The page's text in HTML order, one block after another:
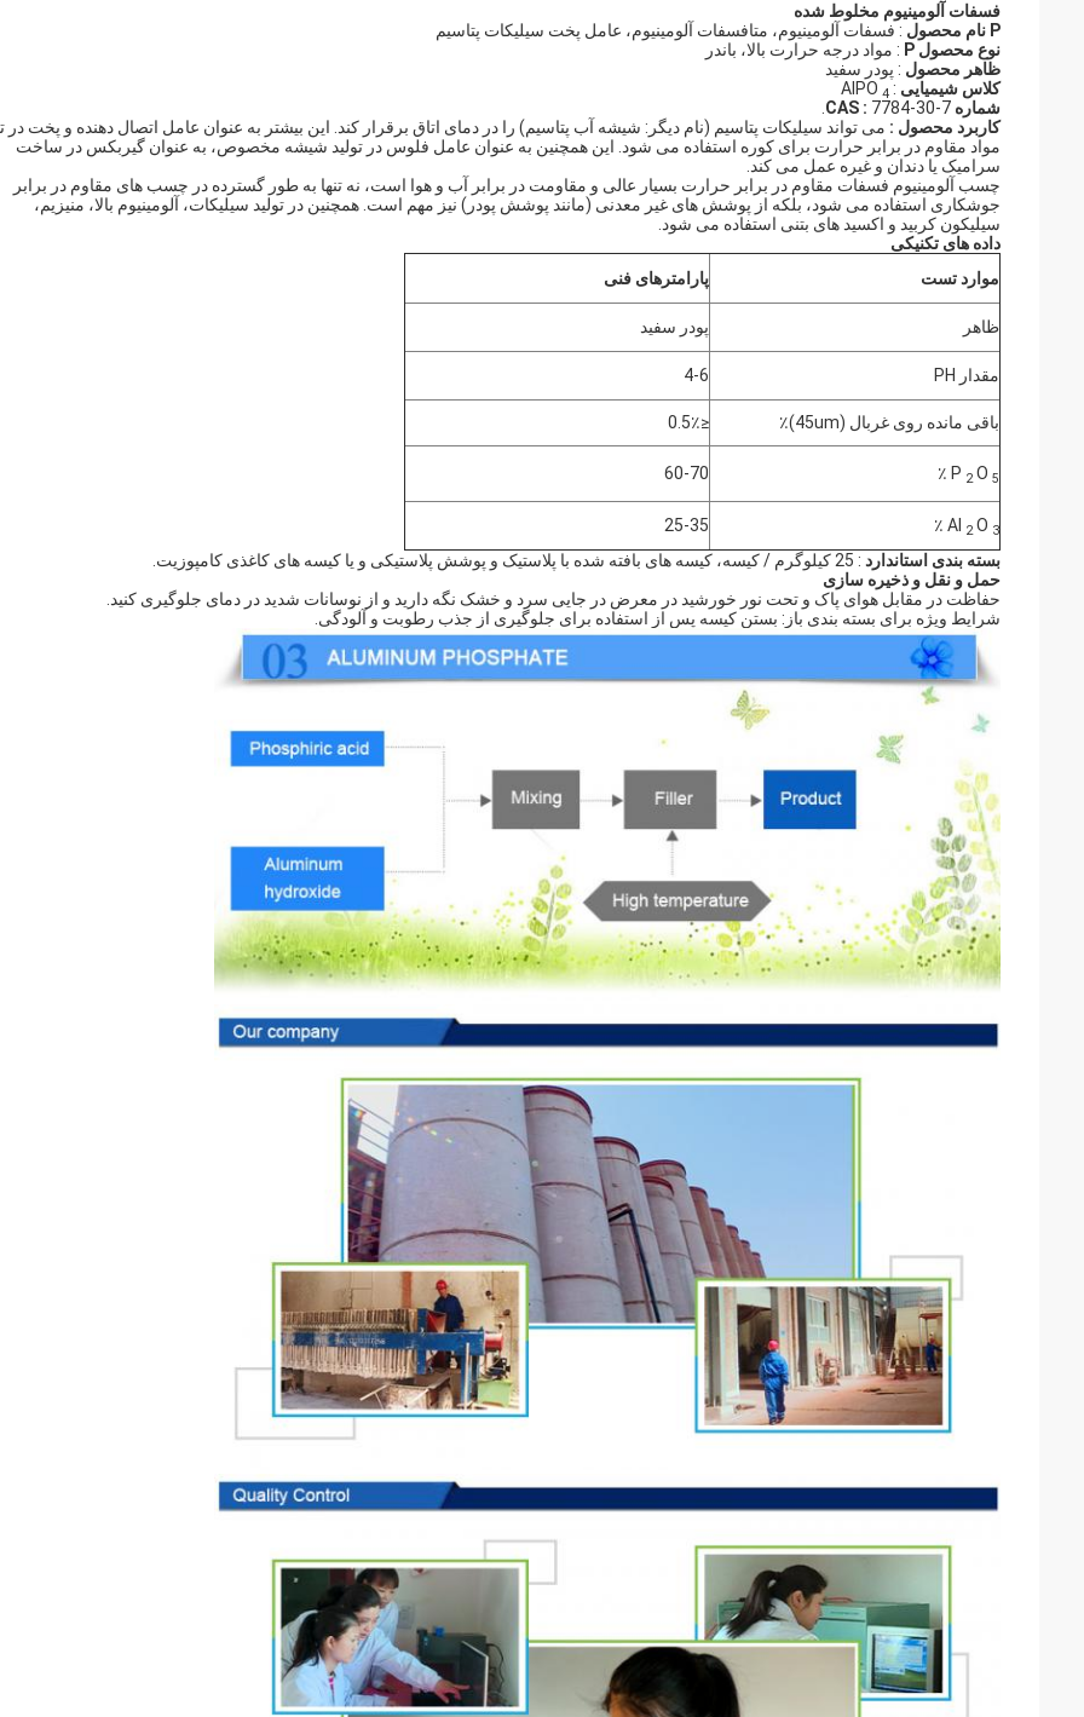
فسفات آلومینیوم مخلوط شده
P نام محصول
: فسفات آلومینیوم، متافسفات آلومینیوم، عامل پخت سیلیکات پتاسیم
نوع محصول P
: مواد درجه حرارت بالا، باندر
ظاهر محصول : پودر سفید
کلاس شیمیایی : AlPO
4
شماره CAS : 7784-30-7.
کاربرد محصول : می تواند سیلیکات پتاسیم (نام دیگر: شیشه آب پتاسیم) را در دمای اتاق برقرار کند. این بیشتر به عنوان عامل اتصال دهنده و پخت در
مواد مقاوم در برابر حرارت برای کوره استفاده می شود. این همچنین به عنوان عامل فلوس در تولید شیشه مخصوص، به عنوان گیربکس در ساخت
سرامیک یا دندان و غیره عمل می کند.
چسب آلومینیوم فسفات مقاوم در برابر حرارت بسیار عالی و مقاومت در برابر آب و هوا است، نه تنها به طور گسترده در چسب های مقاوم در برابر
جوشکاری استفاده می شود، بلکه از پوشش های غیر معدنی (مانند پوشش پودر) نیز مهم است. همچنین در تولید سیلیکات، آلومینیوم بالا، منیزیم،
سیلیکون کربید و اکسید های بتنی استفاده می شود.
داده های تکنیکی
موارد تست
پارامترهای فنی
ظاهر پودر سفید
مقدار PH 4-6
باقی مانده روی غربال (45um)٪ ≤0.5٪
P 2 O 5 ٪ 60-70
Al 2 O 3 ٪
25-35
بسته بندی استاندارد : 25 کیلوگرم / کیسه، کیسه های بافته شده با پلاستیک و پوشش پلاستیکی و یا کیسه های کاغذی کامپوزیت.
حمل و نقل و ذخیره سازی
حفاظت در مقابل هوای پاک و تحت نور خورشید در معرض در جایی سرد و خشک نگه دارید و از نوسانات شدید در دمای جلوگیری کنید.
شرایط ویژه برای بسته بندی باز: بستن کیسه پس از استفاده برای جلوگیری از جذب رطوبت و آلودگی.